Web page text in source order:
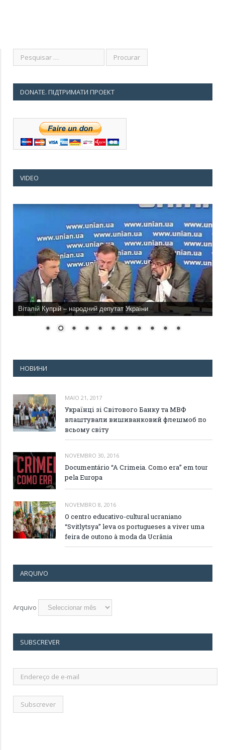
DONATE. ПІДТРИМАТИ ПРОЕКТ
VIDEO
Віталій Купрій – народний депутат України
НОВИНИ
MAIO 21, 2017
Українці зі Світового Банку та МВФ
влаштували вишиванковий флешмоб по
всьому світу
NOVEMBRO 30, 2016
Documentário “A Crimeia. Como era” em tour
pela Europa
NOVEMBRO 8, 2016
O centro educativo-cultural ucraniano
“Svitlytsya” leva os portugueses a viver uma
feira de outono à moda da Ucrânia
ARQUIVO
Arquivo
SUBSCREVER
Endereço